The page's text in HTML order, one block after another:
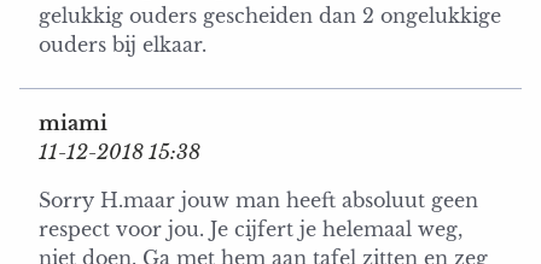
gelukkig ouders gescheiden dan 2 ongelukkige
ouders bij elkaar.
miami
11-12-2018 15:38
Sorry H.maar jouw man heeft absoluut geen
respect voor jou. Je cijfert je helemaal weg,
niet doen. Ga met hem aan tafel zitten en zeg